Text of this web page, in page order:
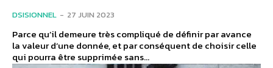
DSISIONNEL - 27 JUIN 2023
Parce qu’il demeure très compliqué de définir par avance
la valeur d’une donnée, et par conséquent de choisir celle
qui pourra être supprimée sans...